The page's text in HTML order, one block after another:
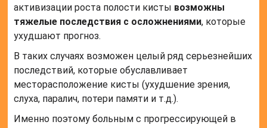
активизации роста полости кисты возможны
тяжелые последствия с осложнениями, которые
ухудшают прогноз.
В таких случаях возможен целый ряд серьезнейших
последствий, которые обуславливает
месторасположение кисты (ухудшение зрения,
слуха, паралич, потери памяти и т.д.).
Именно поэтому больным с прогрессирующей в